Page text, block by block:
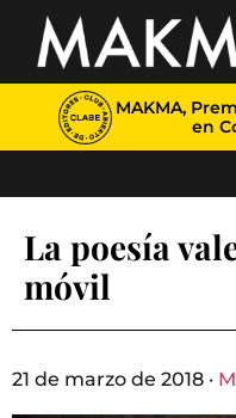
MAKMA,
en
La poesía
móvil
21 de marzo de 2018 ·